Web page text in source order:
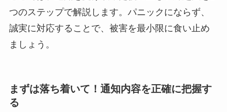
つのステップで解説します。パニックにならず、
誠実に対応することで、被害を最小限に食い止め
ましょう。
まずは落ち着いて！通知内容を正確に把握す
る